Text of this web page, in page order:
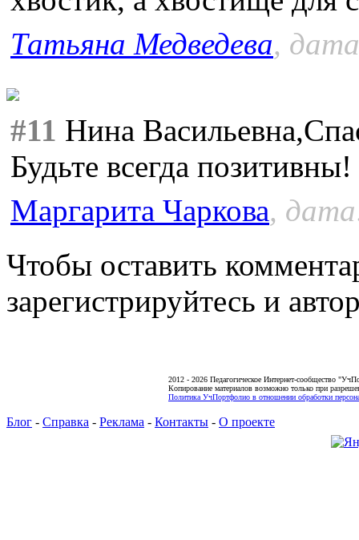
Татьяна Медведева,
#11 Нина
Будьте всегда позитивны!
Маргарита Чаркова,
Чтобы оставить
зарегистрируйтесь и
2012 - 2026 Педагогическое Интернет-сообщество
Копирование материалов возможно только при
Политика УчПортфолио в отношении обработки
Блог - Справка - Реклама - Контакты - О проекте